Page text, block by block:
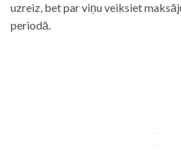
uzreiz, bet par viņu veiksiet
periodā.